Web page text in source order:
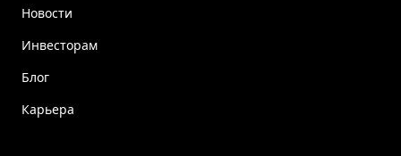
Новости
Инвесторам
Блог
Карьера